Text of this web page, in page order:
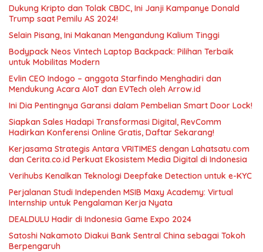
Dukung Kripto dan Tolak CBDC, Ini Janji Kampanye Donald
Trump saat Pemilu AS 2024!
Selain Pisang, Ini Makanan Mengandung Kalium Tinggi
Bodypack Neos Vintech Laptop Backpack: Pilihan Terbaik
untuk Mobilitas Modern
Evlin CEO Indogo – anggota Starfindo Menghadiri dan
Mendukung Acara AIoT dan EVTech oleh Arrow.id
Ini Dia Pentingnya Garansi dalam Pembelian Smart Door Lock!
Siapkan Sales Hadapi Transformasi Digital, RevComm
Hadirkan Konferensi Online Gratis, Daftar Sekarang!
Kerjasama Strategis Antara VRITIMES dengan Lahatsatu.com
dan Cerita.co.id Perkuat Ekosistem Media Digital di Indonesia
Verihubs Kenalkan Teknologi Deepfake Detection untuk e-KYC
Perjalanan Studi Independen MSIB Maxy Academy: Virtual
Internship untuk Pengalaman Kerja Nyata
DEALDULU Hadir di Indonesia Game Expo 2024
Satoshi Nakamoto Diakui Bank Sentral China sebagai Tokoh
Berpengaruh